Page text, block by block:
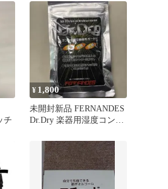
チ
¥ 1,800
未開封新品 FERNANDES
Dr.Dry 楽器用湿度コント